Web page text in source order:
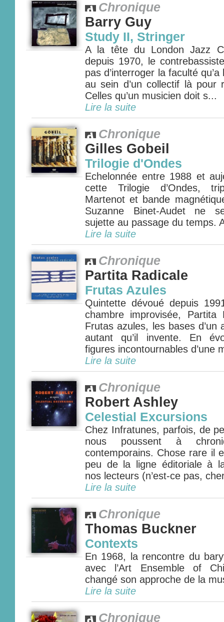
Chronique
Barry Guy
Study II, Stringer
A la tête du London Jazz
depuis 1970, le
pas d’interroger la faculté qu’a
au sein d’un collectif là pour
Celles qu’un musicien doit s...
Lire la suite
Chronique
Gilles Gobeil
Trilogie d'Ondes
Echelonnée entre 1988 et
cette Trilogie d’Ondes,
Martenot et bande
Suzanne Binet-Audet ne
sujette au passage du temps.
Lire la suite
Chronique
Partita Radicale
Frutas Azules
Quintette dévoué depuis
chambre improvisée, Partita
Frutas azules, les bases d’un
autant qu’il invente. En
figures incontournables d’une
Lire la suite
Chronique
Robert Ashley
Celestial Excursions
Chez Infratunes, parfois, de
nous poussent à
contemporains. Chose rare il
peu de la ligne éditoriale à
nos lecteurs (n’est-ce pas,
Lire la suite
Chronique
Thomas Buckner
Contexts
En 1968, la rencontre du
avec l’Art Ensemble of
changé son approche de la
Lire la suite
Chronique